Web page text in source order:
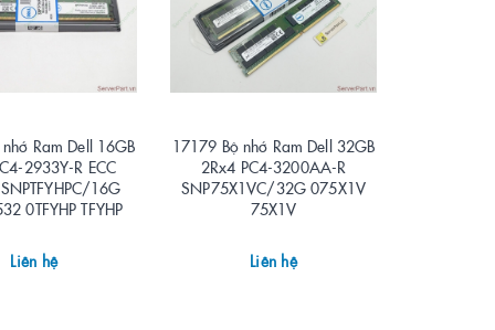
Ram Dell 16GB
2933Y-R ECC
16G
0TFYHP TFYHP
Liên hệ
17179 Bộ nhớ Ram Dell 32GB
2Rx4 PC4-3200AA-R
SNP75X1VC/32G 075X1V
75X1V
Liên hệ